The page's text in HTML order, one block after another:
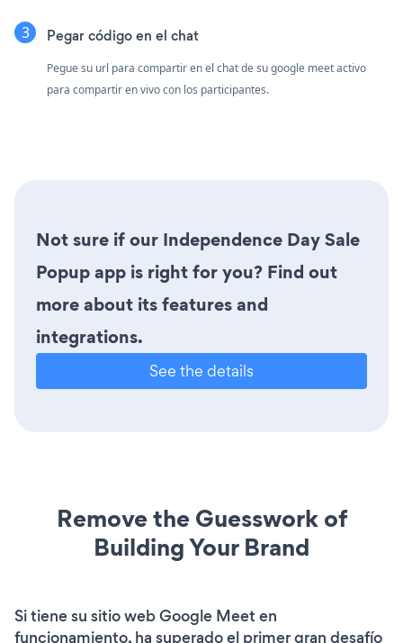
Pegar código en el chat
Pegue su url para compartir en el chat de su google meet activo
para compartir en vivo con los participantes.
Not sure if our Independence Day Sale
Popup app is right for you? Find out
more about its features and
integrations.
See the details
Remove the Guesswork of
Building Your Brand
Si tiene su sitio web Google Meet en
funcionamiento, ha superado el primer gran desafío